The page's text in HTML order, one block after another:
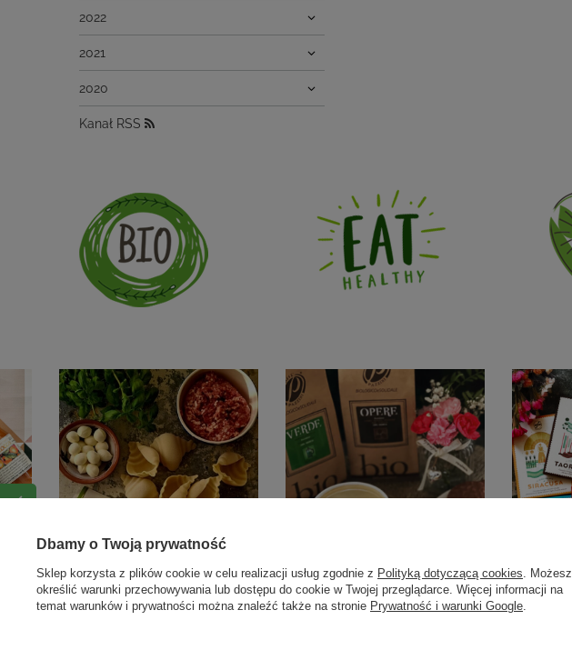
2022
2021
2020
Kanał RSS
Dbamy o Twoją prywatność
Sklep korzysta z plików cookie w celu realizacji usług zgodnie z Polityką dotyczącą cookies . Możesz
określić warunki przechowywania lub dostępu do cookie w Twojej przeglądarce. Więcej informacji na
temat warunków i prywatności można znaleźć także na stronie Prywatność i warunki Google